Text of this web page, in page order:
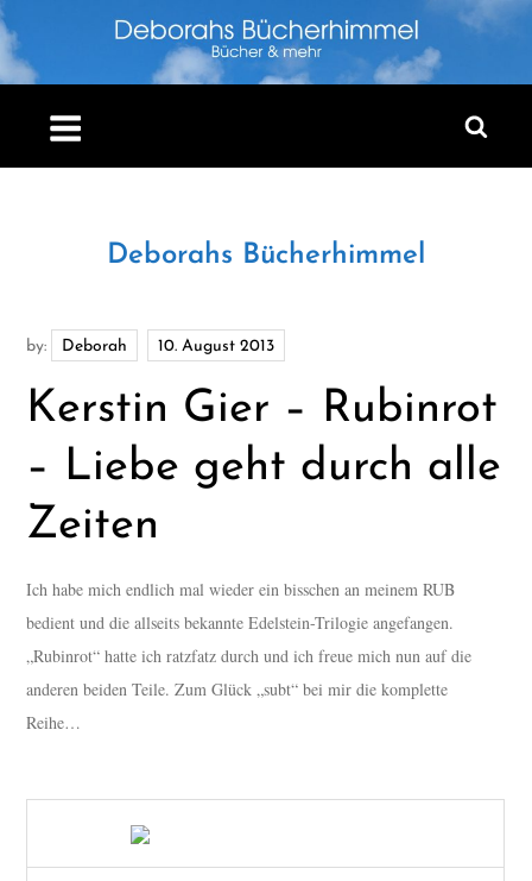
Skip
to
content
Deborahs Bücherhimmel
by: Deborah
Kerstin Gier – Rubinrot
– Liebe geht durch alle
Zeiten
Ich habe mich endlich mal wieder ein bisschen an meinem RUB
bedient und die allseits bekannte Edelstein-Trilogie angefangen.
„Rubinrot“ hatte ich ratzfatz durch und ich freue mich nun auf die
anderen beiden Teile. Zum Glück „subt“ bei mir die komplette
Reihe…